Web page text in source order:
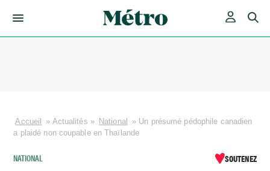
Accueil » Actualités » National » Un présumé pédophile canadien
a plaidé non coupable en Thaïlande
NATIONAL SOUTENEZ